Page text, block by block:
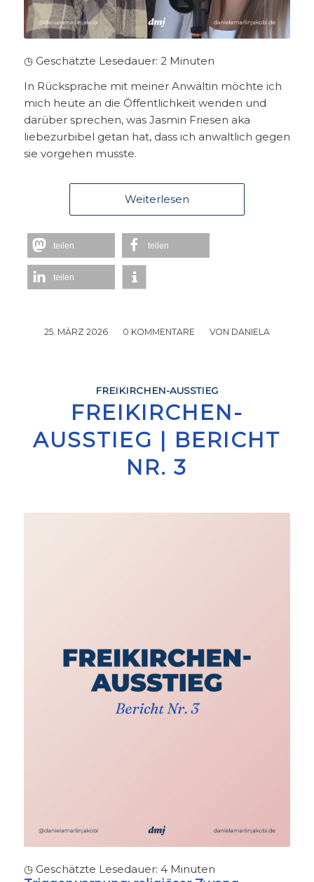
◷ Geschätzte Lesedauer: 2 Minuten
In Rücksprache mit meiner Anwältin möchte ich
mich heute an die Öffentlichkeit wenden und
darüber sprechen, was Jasmin Friesen aka
liebezurbibel getan hat, dass ich anwaltlich gegen
sie vorgehen musste.
Weiterlesen
teilen teilen
teilen
25. MÄRZ 2026
/ 0 KOMMENTARE
/ VON DANIELA
FREIKIRCHEN-AUSSTIEG
FREIKIRCHEN-
AUSSTIEG | BERICHT
NR. 3
◷ Geschätzte Lesedauer: 4 Minuten